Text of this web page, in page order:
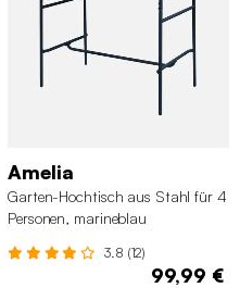
Amelia
Garten-Hochtisch aus Stahl für 4
Personen, marineblau
3.8 (12)
99,99 €